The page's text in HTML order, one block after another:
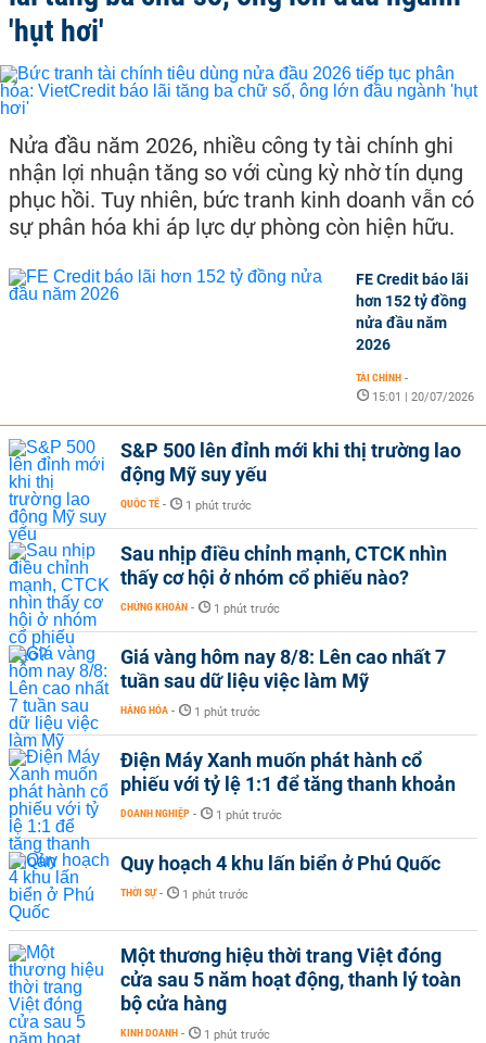
'hụt hơi'
Nửa đầu năm 2026, nhiều công ty tài chính ghi
nhận lợi nhuận tăng so với cùng kỳ nhờ tín dụng
phục hồi. Tuy nhiên, bức tranh kinh doanh vẫn có
sự phân hóa khi áp lực dự phòng còn hiện hữu.
FE Credit báo lãi
hơn 152 tỷ đồng
nửa đầu năm
2026
TÀI CHÍNH -
15:01 | 20/07/2026
S&P 500 lên đỉnh mới khi thị trường lao
động Mỹ suy yếu
QUỐC TẾ - 1 phút trước
Sau nhịp điều chỉnh mạnh, CTCK nhìn
thấy cơ hội ở nhóm cổ phiếu nào?
CHỨNG KHOÁN - 1 phút trước
Giá vàng hôm nay 8/8: Lên cao nhất 7
tuần sau dữ liệu việc làm Mỹ
HÀNG HÓA - 1 phút trước
Điện Máy Xanh muốn phát hành cổ
phiếu với tỷ lệ 1:1 để tăng thanh khoản
DOANH NGHIỆP - 1 phút trước
Quy hoạch 4 khu lấn biển ở Phú Quốc
THỜI SỰ - 1 phút trước
Một thương hiệu thời trang Việt đóng
cửa sau 5 năm hoạt động, thanh lý toàn
bộ cửa hàng
KINH DOANH - 1 phút trước